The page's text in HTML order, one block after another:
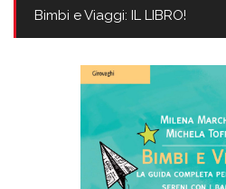
Bimbi e Viaggi: IL LIBRO!